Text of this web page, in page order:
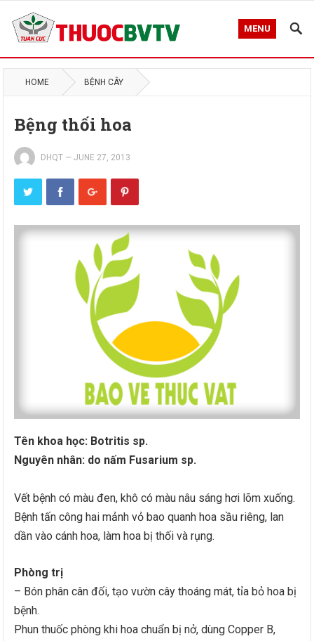
MENU
HOME BỆNH CÂY
Bệng thối hoa
DHQT —JUNE 27, 2013
Tên khoa học: Botritis sp.
Nguyên nhân: do nấm Fusarium sp.
Vết bệnh có màu đen, khô có màu nâu sáng hơi lõm xuống.
Bệnh tấn công hai mảnh vỏ bao quanh hoa sầu riêng, lan
dần vào cánh hoa, làm hoa bị thối và rụng.
Phòng trị
– Bón phân cân đối, tạo vườn cây thoáng mát, tỉa bỏ hoa bị
bệnh.
Phun thuốc phòng khi hoa chuẩn bị nở, dùng Copper B,